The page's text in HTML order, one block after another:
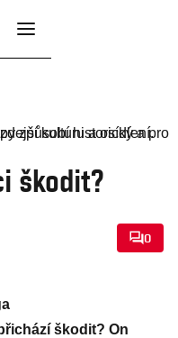
škodit?
0
škodit? On